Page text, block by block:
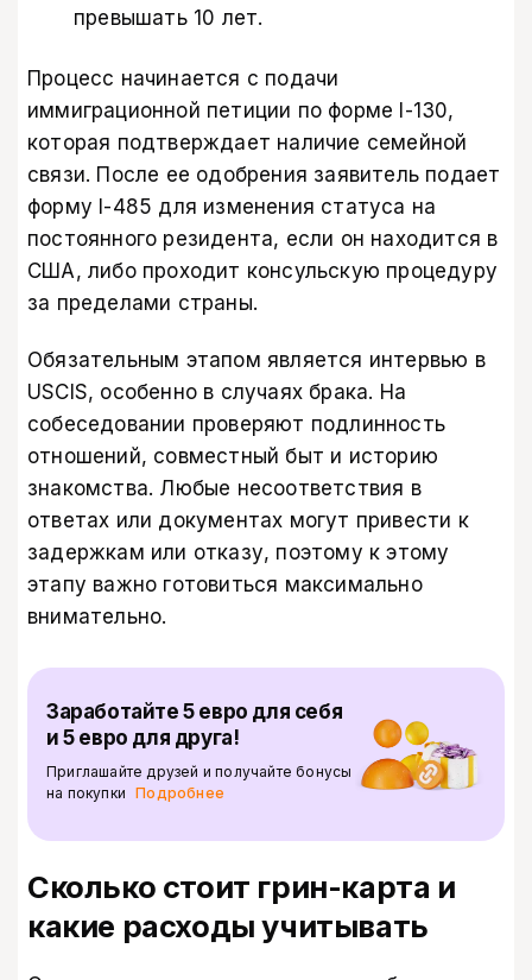
превышать 10 лет.
Процесс начинается с подачи
иммиграционной петиции по форме I-130,
которая подтверждает наличие семейной
связи. После ее одобрения заявитель подает
форму I-485 для изменения статуса на
постоянного резидента, если он находится в
США, либо проходит консульскую процедуру
за пределами страны.
Обязательным этапом является интервью в
USCIS, особенно в случаях брака. На
собеседовании проверяют подлинность
отношений, совместный быт и историю
знакомства. Любые несоответствия в
ответах или документах могут привести к
задержкам или отказу, поэтому к этому
этапу важно готовиться максимально
внимательно.
Заработайте 5 евро для себя
и 5 евро для друга!
Приглашайте друзей и получайте бонусы
на покупки
Подробнее
Сколько стоит грин-карта и
какие расходы учитывать